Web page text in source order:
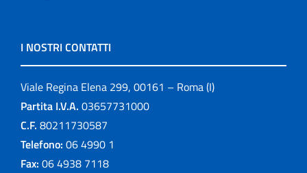
I NOSTRI CONTATTI
Viale Regina Elena 299, 00161 – Roma (I)
Partita I.V.A. 03657731000
C.F. 80211730587
Telefono: 06 4990 1
Fax: 06 4938 7118